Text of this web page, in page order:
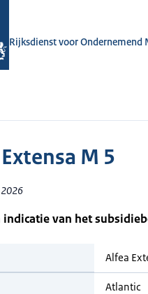
Rijksdienst voor Ondernemend
M 5
2026
van het
Alfea
Atlantic